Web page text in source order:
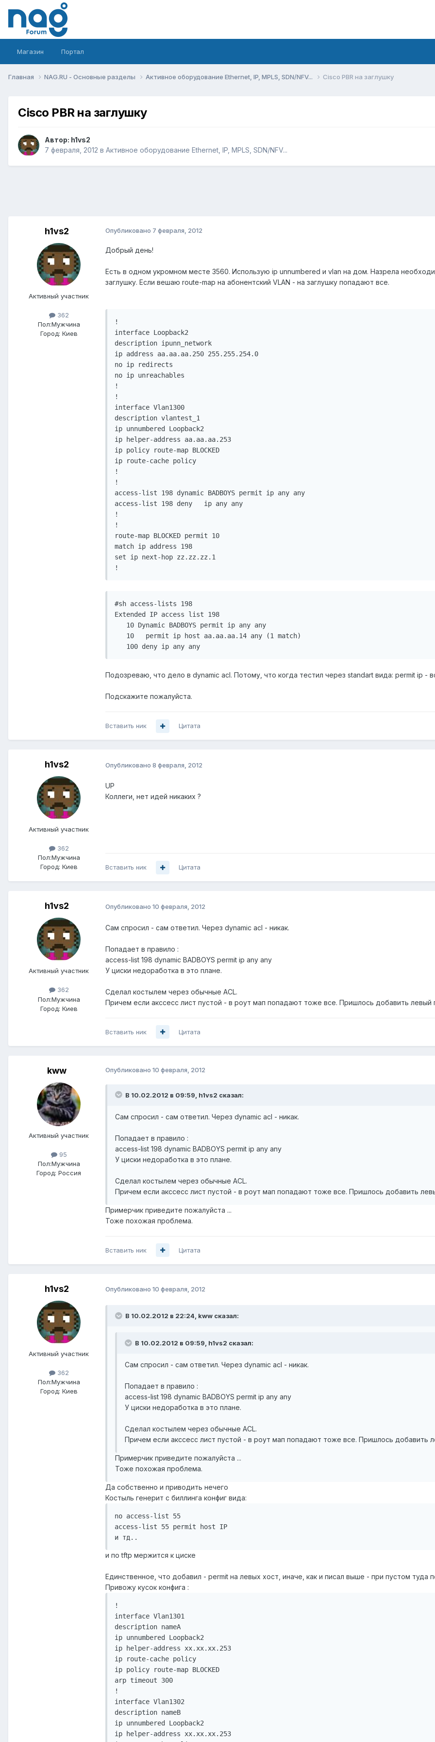
Магазин Портал
Главная NAG.RU - Основные разделы Активное оборудование Ethernet, IP, MPLS, SDN/NFV... Cisco PBR на заглушку
Cisco PBR на заглушку
Автор: h1vs2
7 февраля, 2012 в Активное оборудование Ethernet, IP, MPLS, SDN/NFV...
h1vs2
Активный участник
362
Пол:Мужчина
Город: Киев
Опубликовано 7 февраля, 2012
Добрый день!
Есть в одном укромном месте 3560. Использую ip unnumbered и vlan на дом. Назрела
заглушку. Если вешаю route-map на абонентский VLAN - на заглушку попадают все.
!
interface Loopback2
description ipunn_network
ip address aa.aa.aa.250 255.255.254.0
no ip redirects
no ip unreachables
!
!
interface Vlan1300
description vlantest_1
ip unnumbered Loopback2
ip helper-address aa.aa.aa.253
ip policy route-map BLOCKED
ip route-cache policy
!
!
access-list 198 dynamic BADBOYS permit ip any any
access-list 198 deny   ip any any
!
!
route-map BLOCKED permit 10
match ip address 198
set ip next-hop zz.zz.zz.1
!
#sh access-lists 198
Extended IP access list 198
   10 Dynamic BADBOYS permit ip any any
   10   permit ip host aa.aa.aa.14 any (1 match)
Подозреваю, что дело в dynamic acl. Потому, что когда тестил через standart вида: permit ip -
Подскажите пожалуйста.
Вставить ник Цитата
h1vs2
Активный участник
362
Пол:Мужчина
Город: Киев
Опубликовано 8 февраля, 2012
UP
Коллеги, нет идей никаких ?
Вставить ник Цитата
h1vs2
Активный участник
362
Пол:Мужчина
Город: Киев
Опубликовано 10 февраля, 2012
Сам спросил - сам ответил. Через dynamic acl - никак.
Попадает в правило :
access-list 198 dynamic BADBOYS permit ip any any
У циски недоработка в это плане.
Сделал костылем через обычные ACL.
Причем если акссесс лист пустой - в роут мап попадают тоже все. Пришлось добавить левый
Вставить ник Цитата
kww
Активный участник
95
Пол:Мужчина
Город: Россия
Опубликовано 10 февраля, 2012
В 10.02.2012 в 09:59, h1vs2 сказал:
Сам спросил - сам ответил. Через dynamic acl - никак.
Попадает в правило :
access-list 198 dynamic BADBOYS permit ip any any
У циски недоработка в это плане.
Сделал костылем через обычные ACL.
Причем если акссесс лист пустой - в роут мап попадают тоже все. Пришлось добавить
Примерчик приведите пожалуйста ...
Тоже похожая проблема.
Вставить ник Цитата
h1vs2
Активный участник
362
Пол:Мужчина
Город: Киев
Опубликовано 10 февраля, 2012
В 10.02.2012 в 22:24, kww сказал:
В 10.02.2012 в 09:59, h1vs2 сказал:
Сам спросил - сам ответил. Через dynamic acl - никак.
Попадает в правило :
access-list 198 dynamic BADBOYS permit ip any any
У циски недоработка в это плане.
Сделал костылем через обычные ACL.
Причем если акссесс лист пустой - в роут мап попадают тоже все. Пришлось добавить
Примерчик приведите пожалуйста ...
Тоже похожая проблема.
Да собственно и приводить нечего
Костыль генерит с биллинга конфиг вида:
no access-list 55
access-list 55 permit host IP
и тд..
и по tftp мержится к циске
Единственное, что добавил - permit на левых хост, иначе, как и писал выше - при пустом туда
Привожу кусок конфига :
!
interface Vlan1301
description nameA
ip unnumbered Loopback2
ip helper-address xx.xx.xx.253
ip route-cache policy
ip policy route-map BLOCKED
arp timeout 300
!
interface Vlan1302
description nameB
ip unnumbered Loopback2
ip helper-address xx.xx.xx.253